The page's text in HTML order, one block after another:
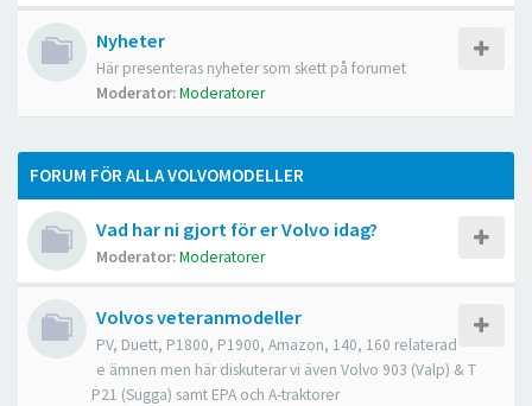
Nyheter
Här presenteras nyheter som skett på forumet
Moderator:Moderatorer
FORUM FÖR ALLA VOLVOMODELLER
Vad har ni gjort för er Volvo idag?
Moderator:Moderatorer
Volvos veteranmodeller
PV, Duett, P1800, P1900, Amazon, 140, 160 relaterad
e ämnen men här diskuterar vi även Volvo 903 (Valp) & T
P21 (Sugga) samt EPA och A-traktorer